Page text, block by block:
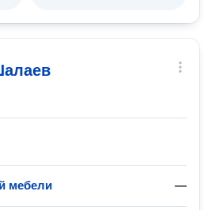
мебели —